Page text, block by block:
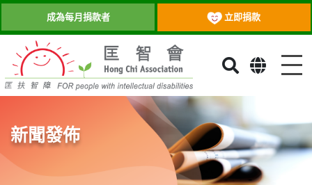
成為每月捐款者 立即捐款
目錄
新聞發佈